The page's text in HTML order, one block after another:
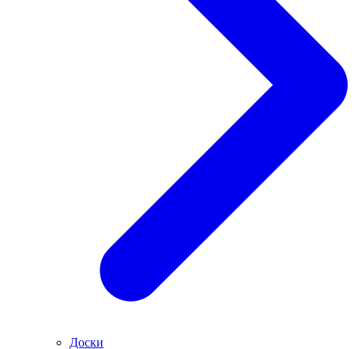
Доски